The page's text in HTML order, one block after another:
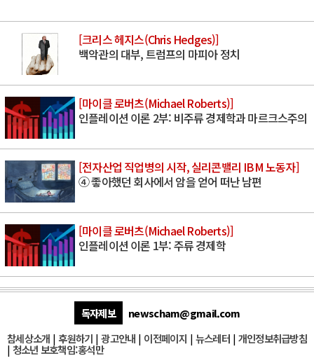
[크리스 헤지스(Chris Hedges)]
백악관의 대부, 트럼프의 마피아 정치
[마이클 로버츠(Michael Roberts)]
인플레이션 이론 2부: 비주류 경제학과 마르크스주의
[전자산업 직업병의 시작, 실리콘밸리 IBM 노동자]
④ 좋아했던 회사에서 암을 얻어 떠난 남편
[마이클 로버츠(Michael Roberts)]
인플레이션 이론 1부: 주류 경제학
독자제보
newscham@gmail.com
참세상소개 | 후원하기 |광고안내 | 이전페이지 | 뉴스레터| 개인정보취급방침
| 청소년 보호책임:홍석만